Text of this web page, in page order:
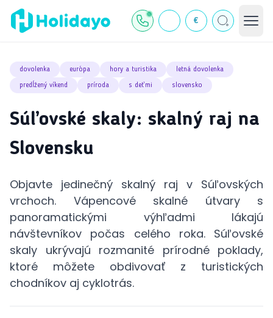
€
dovolenka európa hory a turistika letná dovolenka
predĺžený víkend príroda s deťmi slovensko
Súľovské skaly: skalný raj na
Slovensku
Objavte jedinečný skalný raj v Súľovských
vrchoch. Vápencové skalné útvary s
panoramatickými výhľadmi lákajú
návštevníkov počas celého roka. Súľovské
skaly ukrývajú rozmanité prírodné poklady,
ktoré môžete obdivovať z turistických
chodníkov aj cyklotrás.